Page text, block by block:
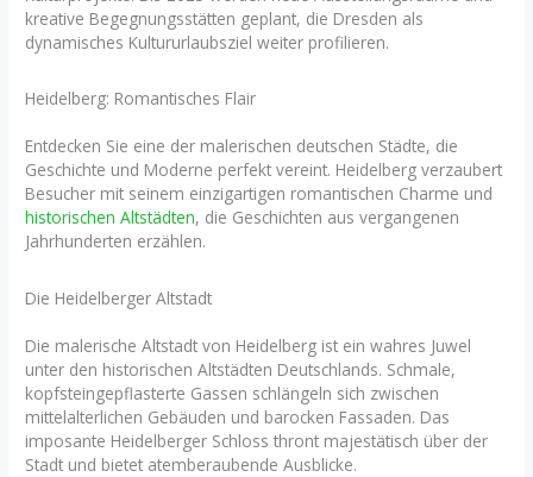
kreative Begegnungsstätten geplant, die Dresden als
dynamisches Kultururlaubsziel weiter profilieren.
Heidelberg: Romantisches Flair
Entdecken Sie eine der malerischen deutschen Städte, die
Geschichte und Moderne perfekt vereint. Heidelberg verzaubert
Besucher mit seinem einzigartigen romantischen Charme und
historischen Altstädten, die Geschichten aus vergangenen
Jahrhunderten erzählen.
Die Heidelberger Altstadt
Die malerische Altstadt von Heidelberg ist ein wahres Juwel
unter den historischen Altstädten Deutschlands. Schmale,
kopfsteingepflasterte Gassen schlängeln sich zwischen
mittelalterlichen Gebäuden und barocken Fassaden. Das
imposante Heidelberger Schloss thront majestätisch über der
Stadt und bietet atemberaubende Ausblicke.